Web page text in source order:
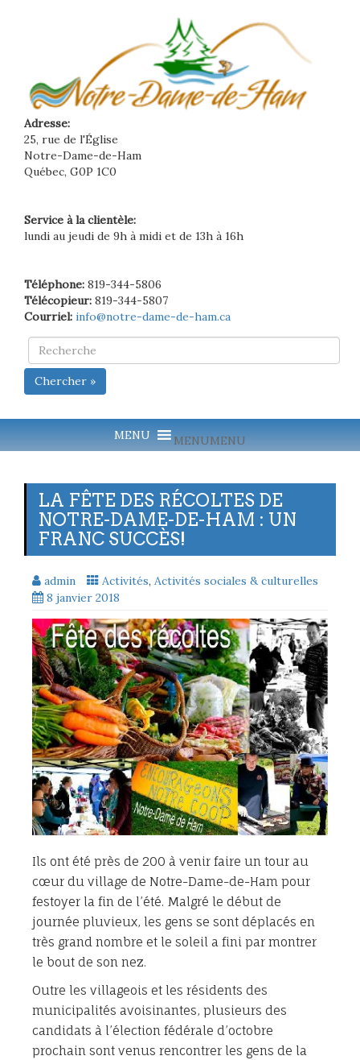
Adresse:
25, rue de l'Église
Notre-Dame-de-Ham
Québec, G0P 1C0
Service à la clientèle:
lundi au jeudi de 9h à midi et de 13h à 16h
Téléphone: 819-344-5806
Télécopieur: 819-344-5807
Courriel: info@notre-dame-de-ham.ca
Chercher »
MENUMENU
LA FÊTE DES RÉCOLTES DE
NOTRE-DAME-DE-HAM : UN
FRANC SUCCÈS!
admin Activités, Activités sociales & culturelles
8 janvier 2018
Ils ont été près de 200 à venir faire un tour au
cœur du village de Notre-Dame-de-Ham pour
festoyer la fin de l’été. Malgré le début de
journée pluvieux, les gens se sont déplacés en
très grand nombre et le soleil a fini par montrer
le bout de son nez.
Outre les villageois et les résidents des
municipalités avoisinantes, plusieurs des
candidats à l’élection fédérale d’octobre
prochain sont venus rencontrer les gens de la